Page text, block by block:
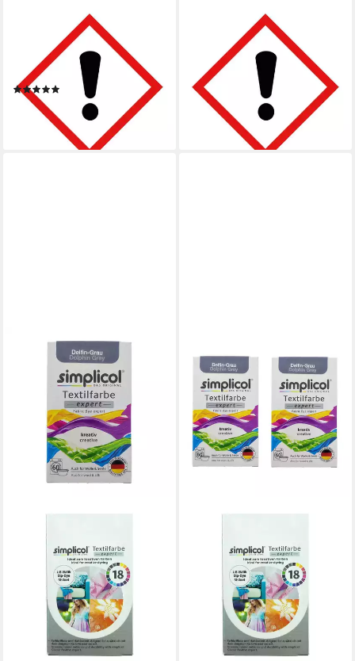
Textilfarbe Simplicol
Textilfarbe intensiv Elegantes-
Grau - Einfaches Färben (1er
13,84 €
(92,27 €/ 1 l)
lieferbar - in 3-4 Werktagen bei dir
Textilfarbe Simplicol
Textilfarbe intensiv Elegantes-
Grau - Einfaches Färben (2er
19,98 €
(66,60 €/ 1 l)
lieferbar - in 3-4 Werktagen bei dir